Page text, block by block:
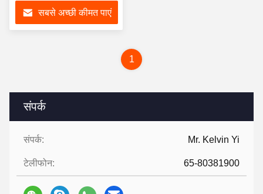
संपर्क
संपर्क: Mr. Kelvin Yi
टेलीफोन: 65-80381900
सबसे अच्छी कीमत पाएं
1